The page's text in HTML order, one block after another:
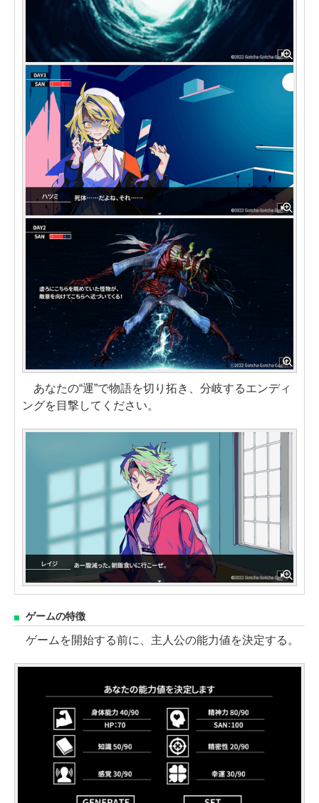
あなたの“運”で物語を切り拓き、分岐するエンディ
ングを目撃してください。
ゲームの特徴
ゲームを開始する前に、主人公の能力値を決定する。